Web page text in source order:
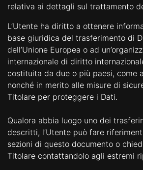
relativa ai dettagli sul trattamento
L’Utente ha diritto a ottenere
base giuridica del trasferimento di
dell’Unione Europea o ad
internazionale di diritto
costituita da due o più paesi, come
nonché in merito alle misure di
Titolare per proteggere i Dati.
Qualora abbia luogo uno dei
descritti, l’Utente può fare
sezioni di questo documento o
Titolare contattandolo agli estremi